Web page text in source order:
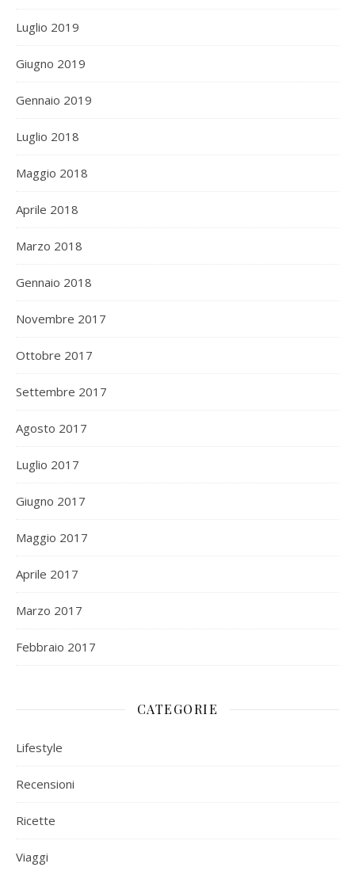
Luglio 2019
Giugno 2019
Gennaio 2019
Luglio 2018
Maggio 2018
Aprile 2018
Marzo 2018
Gennaio 2018
Novembre 2017
Ottobre 2017
Settembre 2017
Agosto 2017
Luglio 2017
Giugno 2017
Maggio 2017
Aprile 2017
Marzo 2017
Febbraio 2017
CATEGORIE
Lifestyle
Recensioni
Ricette
Viaggi